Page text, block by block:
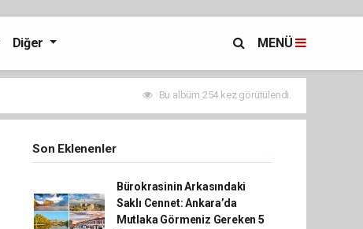
Diğer MENÜ
Bu albüm 254 kez görütülendi.
Son Eklenenler
Bürokrasinin Arkasındaki
Saklı Cennet: Ankara’da
Mutlaka Görmeniz Gereken 5